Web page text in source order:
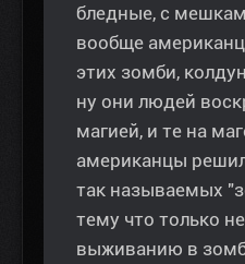
бледные, с
вообще
этих зомби,
ну они людей
магией, и те на
американцы
так называемых
тему что только
выживанию в